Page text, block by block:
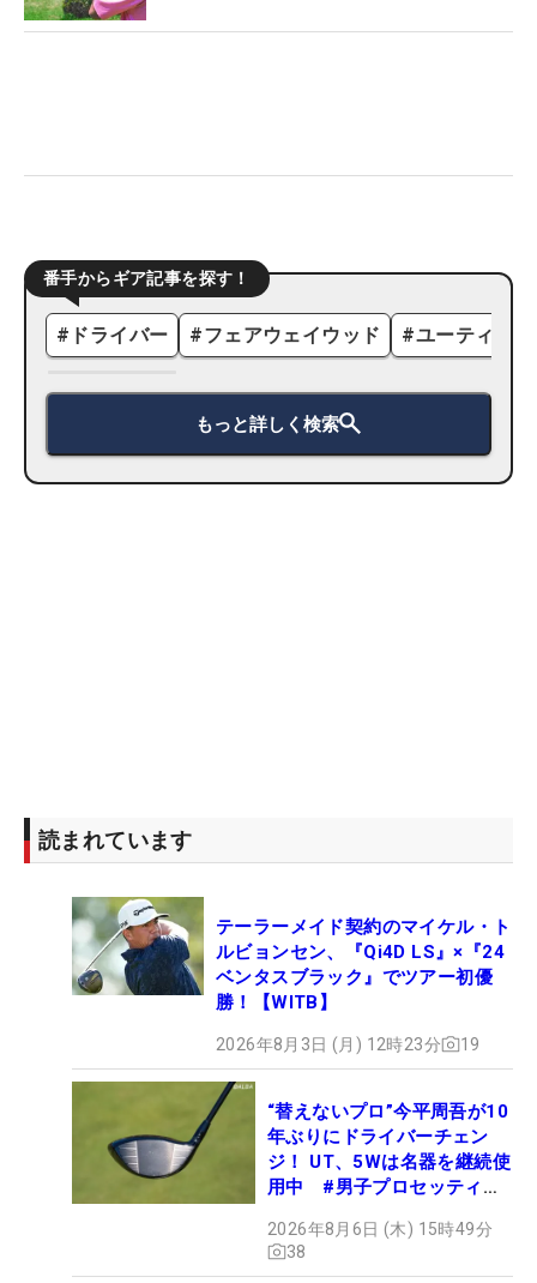
番手からギア記事を探す！
# ドライバー #フェアウェイウッド #ユーティリ
もっと詳しく検索
読まれています
テーラーメイド契約のマイケル・ト
ルビョンセン、『Qi4D LS』×『24
ベンタスブラック』でツアー初優
勝！【WITB】
2026年8月3日 (月) 12時23分 19
“替えないプロ”今平周吾が10
年ぶりにドライバーチェン
ジ！ UT、5Wは名器を継続使
用中 #男子プロセッティン
2026年8月6日 (木) 15時49分
38